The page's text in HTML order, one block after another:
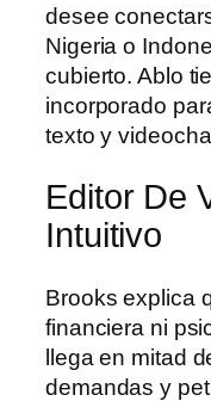
desee
Nigeria o
cubierto. Ablo
incorporado
texto y
Editor De
Intuitivo
Brooks explica
financiera ni
llega en mitad
demandas y